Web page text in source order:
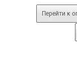
Перейти к